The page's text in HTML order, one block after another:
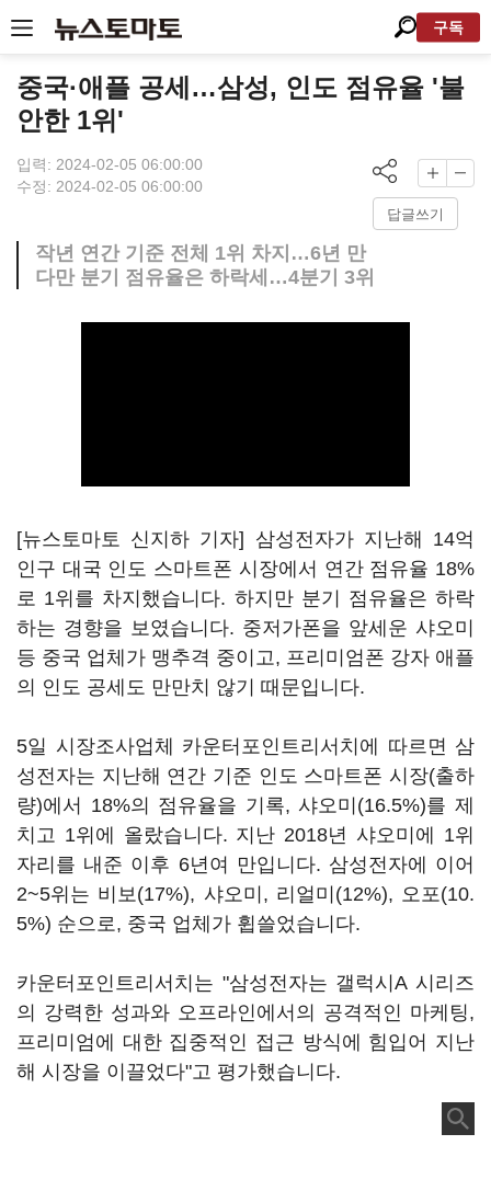
구독
중국·애플 공세…삼성, 인도 점유율 '불
안한 1위'
입력: 2024-02-05 06:00:00
수정: 2024-02-05 06:00:00
답글쓰기
작년 연간 기준 전체 1위 차지…6년 만
다만 분기 점유율은 하락세…4분기 3위
[뉴스토마토 신지하 기자] 삼성전자가 지난해 14억
인구 대국 인도 스마트폰 시장에서 연간 점유율 18%
로 1위를 차지했습니다. 하지만 분기 점유율은 하락
하는 경향을 보였습니다. 중저가폰을 앞세운 샤오미
등 중국 업체가 맹추격 중이고, 프리미엄폰 강자 애플
의 인도 공세도 만만치 않기 때문입니다.
5일 시장조사업체 카운터포인트리서치에 따르면 삼
성전자는 지난해 연간 기준 인도 스마트폰 시장(출하
량)에서 18%의 점유율을 기록, 샤오미(16.5%)를 제
치고 1위에 올랐습니다. 지난 2018년 샤오미에 1위
자리를 내준 이후 6년여 만입니다. 삼성전자에 이어
2~5위는 비보(17%), 샤오미, 리얼미(12%), 오포(10.
5%) 순으로, 중국 업체가 휩쓸었습니다.
카운터포인트리서치는 "삼성전자는 갤럭시A 시리즈
의 강력한 성과와 오프라인에서의 공격적인 마케팅,
프리미엄에 대한 집중적인 접근 방식에 힘입어 지난
해 시장을 이끌었다"고 평가했습니다.